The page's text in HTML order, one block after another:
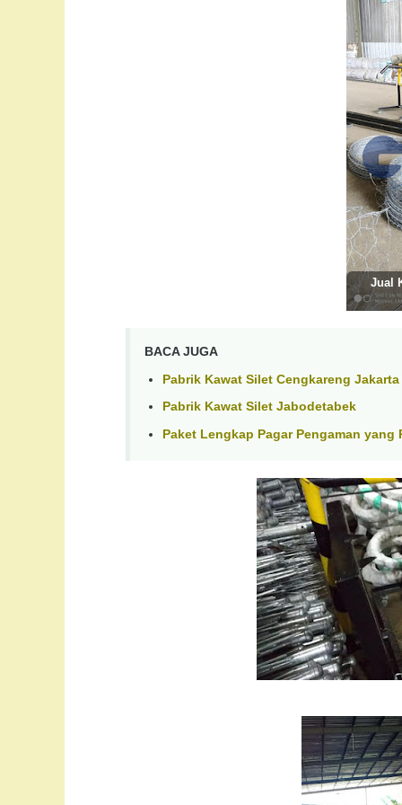
Jual
BACA JUGA
Pabrik Kawat Silet Cengkareng Jakarta
Pabrik Kawat Silet Jabodetabek
Paket Lengkap Pagar Pengaman